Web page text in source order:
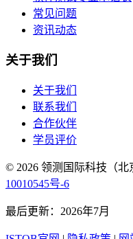
常见问题
资讯动态
关于我们
关于我们
联系我们
合作伙伴
学员评价
© 2026 领测国际科技（北
10010545号-6
最后更新：2026年7月